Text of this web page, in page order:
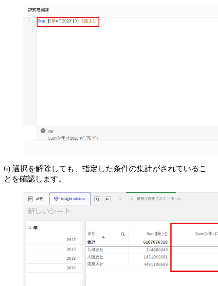
6) 選択を解除しても、指定した条件の集計がされているこ
とを確認します。